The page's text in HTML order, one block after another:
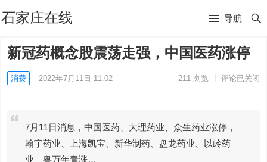
石家庄在线 导航
新冠药概念股震荡走强，中国医药涨停
消费 2022年7月11日 11:02 211浏览 评论已关闭
7月11日消息，中国医药、大理药业、众生药业涨停，
翰宇药业、上海凯宝、新华制药、盘龙药业、以岭药
业、粤万年青涨…